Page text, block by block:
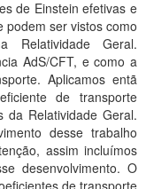
de Einstein efetivas e
podem ser vistos como
Relatividade Geral.
AdS/CFT, e como a
Aplicamos entã
de transporte
da Relatividade Geral.
desse trabalho
assim incluímos
desenvolvimento. O
de transporte